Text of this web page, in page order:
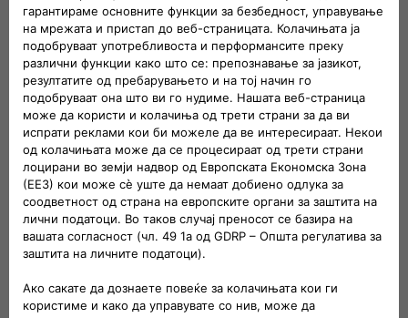
• Нова контролна табла во темна боја - детали кои
гоистакнуваат силниот карактер.
• Црни штофени седишта со монограм Fiat - Удобност
на секое седиште.
• 7” дигитална инструмент-табла - Сите информации,
јасни и дигитални.
• Uconnect 10” радио - Голем екран, лесно
поврзување.
ПОБАРАЈ ПОНУДА